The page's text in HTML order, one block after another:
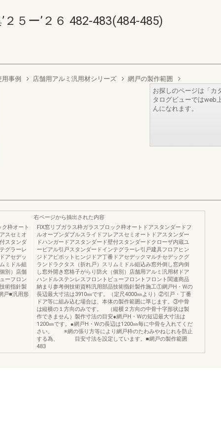
５ー’２６ 482-483(484-485)
事例 店舗用アルミ汎用材シリーズ 網戸の製作範囲
お探しのページは「カ
タログビューではweb
んになれます。
枠オート
スセミオ
スタンダ
グラーレ
アセデッ
ミドル組
別）店舗
ーフロン
術指針製
戸■汎用形
右ページから抽出された内容
FIX窓リブガラス枠ガラスブロック枠オートドアスタンダードフ
ルオープンダブルスライドフレアスセミオートドアスタンダー
ドハンガードアスタンダード壁付スタンダードクローザ内蔵ユ
ービアル引戸スタンダードインテグラーレ引戸建具フロアヒン
ジドアピボットヒンジドア丁番ドアセデックマルチセデックグ
ランドラクタス（折れ戸）スリムミドル組込み窓外倒し窓内倒
し窓外開き窓格子がらり防火（個別）店舗用アルミ汎用材ドア
ハンドルステンレスフロントビューフロントフロント関連商品
納まり参考例技術資料汎用部品技術指針製作施工①網戸H・Wの
長辺最大寸法は3910㎜です。（定尺4000㎜より）②引戸・丁番
ドア等に組み込む場合は、本体の製作範囲に準じます。③中骨
は縦横の１方向のみです。 （縦横２方向の中骨十字形状は製
作できません）製作寸法の目安●網戸H・Wの短辺最大寸法は
1200㎜です。●網戸H・Wの長辺は1200㎜毎に中骨を入れてくだ
さい。 ※網の張り方等により網戸枠のたわみやねじれを防止
する為、 目安寸法を設定しています。■網戸の製作範囲
483